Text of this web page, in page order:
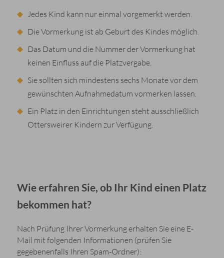
Jedes Kind kann nur einmal vorgemerkt werden.
Die Vormerkung ist ab Geburt des Kindes möglich.
Das Datum und die Nummer der Vormerkung hat
keinen Einfluss auf die Platzvergabe.
Sie sollten sich mindestens sechs Monate vor dem
gewünschten Aufnahmedatum vormerken lassen.
Ein Platz in den Einrichtungen steht ausschließlich
Ottersweirer Kindern zur Verfügung.
Wie erfahren Sie, ob Ihr Kind einen Platz
bekommen hat?
Nach Prüfung Ihrer Vormerkung erhalten Sie eine E-
Mail mit folgenden Informationen (prüfen Sie
gegebenenfalls Ihren Spam-Ordner):